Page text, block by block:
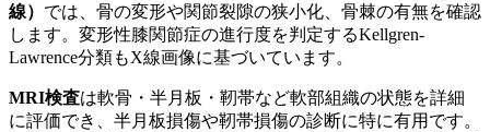
線） では、骨の変形や関節裂隙の狭小化、骨棘の有無を確認
します。変形性膝関節症の進行度を判定するKellgren-
Lawrence分類もX線画像に基づいています。
MRI検査は軟骨・半月板・靭帯など軟部組織の状態を詳細
に評価でき、半月板損傷や靭帯損傷の診断に特に有用です。